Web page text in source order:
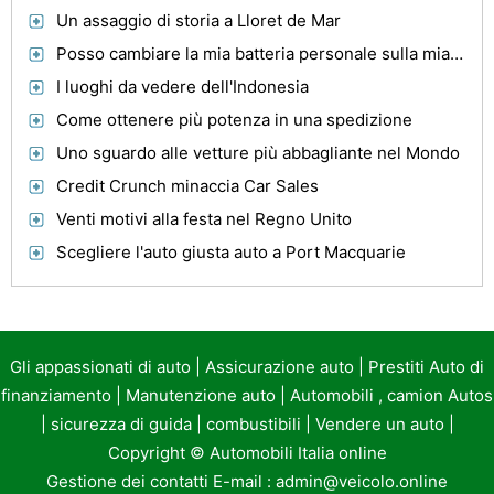
Un assaggio di storia a Lloret de Mar
Posso cambiare la mia batteria personale sulla mia BMW 328I 1999?
I luoghi da vedere dell'Indonesia
Come ottenere più potenza in una spedizione
Uno sguardo alle vetture più abbagliante nel Mondo
Credit Crunch minaccia Car Sales
Venti motivi alla festa nel Regno Unito
Scegliere l'auto giusta auto a Port Macquarie
Gli appassionati di auto Assicurazione auto
Prestiti Auto di
finanziamento
Manutenzione auto
Automobili , camion Autos
sicurezza di guida| combustibili Vendere un auto|
Copyright © Automobili Italia online
Gestione dei contatti E-mail : admin@veicolo.online